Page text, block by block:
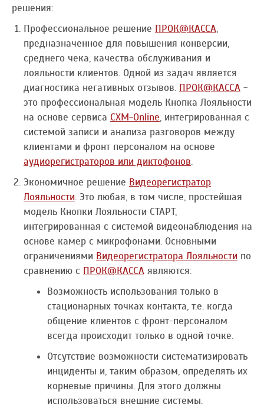
решения:
Профессиональное решение ПРОК@КАССА,
предназначенное для повышения конверсии,
среднего чека, качества обслуживания и
лояльности клиентов. Одной из задач является
диагностика негативных отзывов. ПРОК@КАССА -
это профессиональная модель Кнопка Лояльности
на основе сервиса CXM-Online, интегрированная с
системой записи и анализа разговоров между
клиентами и фронт персоналом на основе
аудиорегистраторов или диктофонов.
Экономичное решение Видеорегистратор
Лояльности. Это любая, в том числе, простейшая
модель Кнопки Лояльности СТАРТ,
интегрированная с системой видеонаблюдения на
основе камер с микрофонами. Основными
ограничениями Видеорегистратора Лояльности по
сравнению с ПРОК@КАССА являются:
Возможность использования только в
стационарных точках контакта, т.е. когда
общение клиентов с фронт-персоналом
всегда происходит только в одной точке.
Отсутствие возможности систематизировать
инциденты и, таким образом, определять их
корневые причины. Для этого должны
использоваться внешние системы.